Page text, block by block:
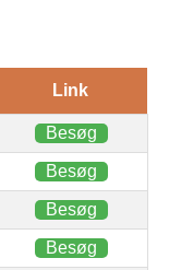
Link
Besøg
Besøg
Besøg
Besøg